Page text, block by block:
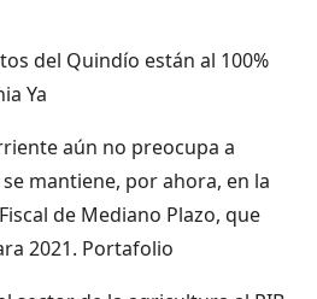
del Quindío están al 100%
Ya
aún no preocupa a
mantiene, por ahora, en la
de Mediano Plazo, que
2021. Portafolio